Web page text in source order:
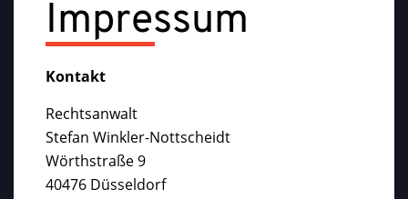
Impressum
Kontakt
Rechtsanwalt
Stefan Winkler-Nottscheidt
Wörthstraße 9
40476 Düsseldorf